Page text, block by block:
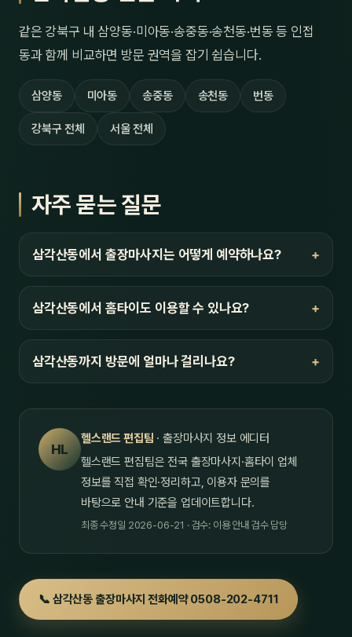
같은 강북구 내 삼양동·미아동·송중동·송천동·번동 등 인접
동과 함께 비교하면 방문 권역을 잡기 쉽습니다.
삼양동 미아동 송중동 송천동 번동
강북구 전체 서울 전체
자주 묻는 질문
삼각산동에서 출장마사지는 어떻게 예약하나요?
삼각산동에서 홈타이도 이용할 수 있나요?
삼각산동까지 방문에 얼마나 걸리나요?
HL
헬스랜드 편집팀 · 출장마사지 정보 에디터
헬스랜드 편집팀은 전국 출장마사지·홈타이 업체
정보를 직접 확인·정리하고, 이용자 문의를
바탕으로 안내 기준을 업데이트합니다.
최종 수정일 2026-06-21 · 검수: 이용 안내 검수 담당
📞 삼각산동 출장마사지 전화예약 0508-202-4711